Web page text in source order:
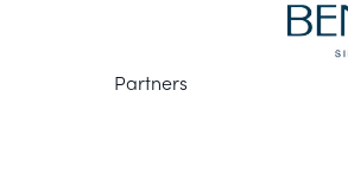
Partners